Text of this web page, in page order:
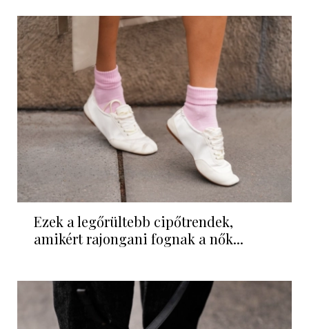
Ezek a legőrültebb cipőtrendek,
amikért rajongani fognak a nők...